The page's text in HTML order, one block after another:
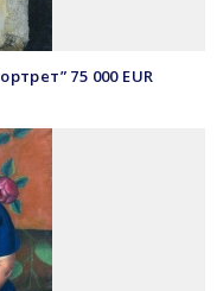
75 000 EUR